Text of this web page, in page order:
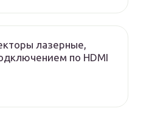
лазерные,
по HDMI